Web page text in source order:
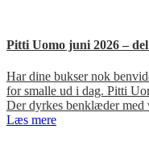
Pitti Uomo juni 2026 –
Har dine bukser nok
for smalle ud i dag. Pitti
Der dyrkes benklæder med
Læs mere